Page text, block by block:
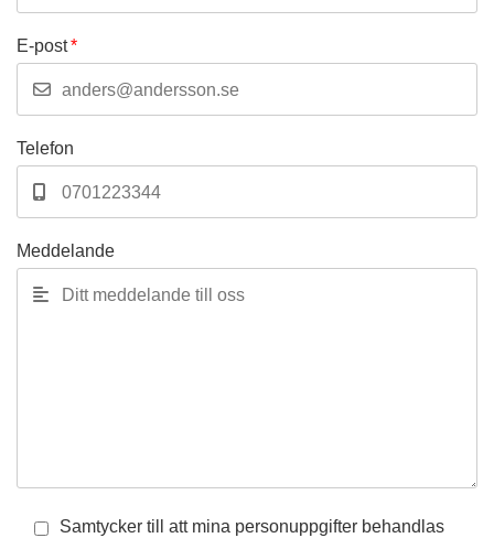
E-post*
Telefon
Meddelande
Samtycker till att mina personuppgifter behandlas